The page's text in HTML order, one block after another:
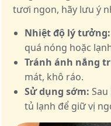
tươi ngon, hãy lưu ý
Nhiệt độ lý tưởng:
quá nóng hoặc
Tránh ánh nắng
mát, khô ráo.
Sử dụng sớm:
tủ lạnh để giữ vị